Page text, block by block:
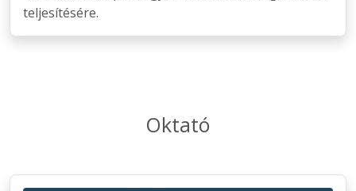
teljesítésére.
Oktató